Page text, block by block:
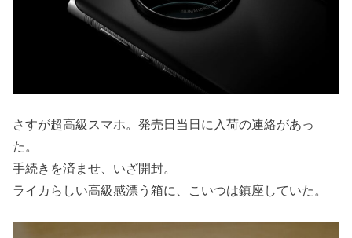
さすが超高級スマホ。発売日当日に入荷の連絡があっ
た。
手続きを済ませ、いざ開封。
ライカらしい高級感漂う箱に、こいつは鎮座していた。